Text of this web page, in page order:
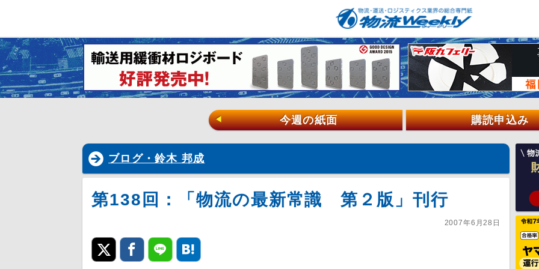
◀ 今週の紙面 購読申込み
ブログ・鈴木 邦成
第138回：「物流の最新常識 第２版」刊行
2007年6月28日